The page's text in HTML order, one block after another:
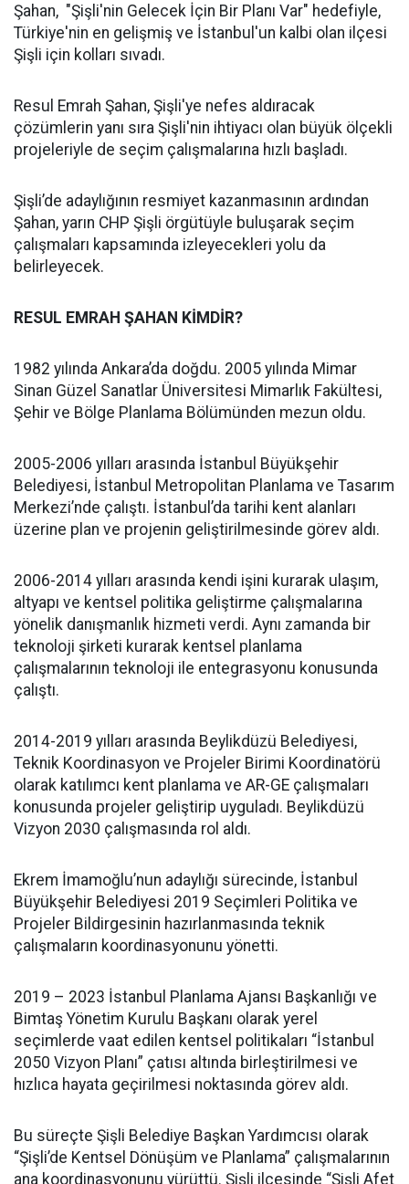
Şahan, "Şişli'nin Gelecek İçin Bir Planı Var" hedefiyle,
Türkiye'nin en gelişmiş ve İstanbul'un kalbi olan ilçesi
Şişli için kolları sıvadı.
Resul Emrah Şahan, Şişli'ye nefes aldıracak
çözümlerin yanı sıra Şişli'nin ihtiyacı olan büyük ölçekli
projeleriyle de seçim çalışmalarına hızlı başladı.
Şişli’de adaylığının resmiyet kazanmasının ardından
Şahan, yarın CHP Şişli örgütüyle buluşarak seçim
çalışmaları kapsamında izleyecekleri yolu da
belirleyecek.
RESUL EMRAH ŞAHAN KİMDİR?
1982 yılında Ankara’da doğdu. 2005 yılında Mimar
Sinan Güzel Sanatlar Üniversitesi Mimarlık Fakültesi,
Şehir ve Bölge Planlama Bölümünden mezun oldu.
2005-2006 yılları arasında İstanbul Büyükşehir
Belediyesi, İstanbul Metropolitan Planlama ve Tasarım
Merkezi’nde çalıştı. İstanbul’da tarihi kent alanları
üzerine plan ve projenin geliştirilmesinde görev aldı.
2006-2014 yılları arasında kendi işini kurarak ulaşım,
altyapı ve kentsel politika geliştirme çalışmalarına
yönelik danışmanlık hizmeti verdi. Aynı zamanda bir
teknoloji şirketi kurarak kentsel planlama
çalışmalarının teknoloji ile entegrasyonu konusunda
çalıştı.
2014-2019 yılları arasında Beylikdüzü Belediyesi,
Teknik Koordinasyon ve Projeler Birimi Koordinatörü
olarak katılımcı kent planlama ve AR-GE çalışmaları
konusunda projeler geliştirip uyguladı. Beylikdüzü
Vizyon 2030 çalışmasında rol aldı.
Ekrem İmamoğlu’nun adaylığı sürecinde, İstanbul
Büyükşehir Belediyesi 2019 Seçimleri Politika ve
Projeler Bildirgesinin hazırlanmasında teknik
çalışmaların koordinasyonunu yönetti.
2019 – 2023 İstanbul Planlama Ajansı Başkanlığı ve
Bimtaş Yönetim Kurulu Başkanı olarak yerel
seçimlerde vaat edilen kentsel politikaları “İstanbul
2050 Vizyon Planı” çatısı altında birleştirilmesi ve
hızlıca hayata geçirilmesi noktasında görev aldı.
Bu süreçte Şişli Belediye Başkan Yardımcısı olarak
“Şişli’de Kentsel Dönüşüm ve Planlama” çalışmalarının
ana koordinasyonunu yürüttü. Şişli ilçesinde “Şişli Afet